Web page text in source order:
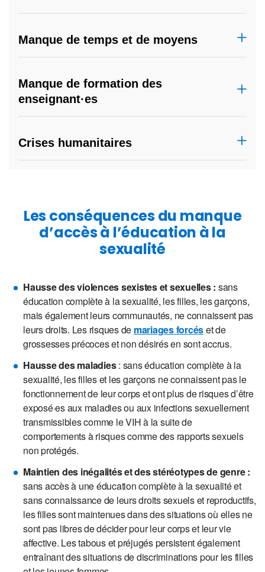
Manque de temps et de moyens
Manque de formation des
enseignant·es
Crises humanitaires
Les conséquences du manque
d’accès à l’éducation à la
sexualité
Hausse des violences sexistes et sexuelles : sans
éducation complète à la sexualité, les filles, les garçons,
mais également leurs communautés, ne connaissent pas
leurs droits. Les risques de mariages forcéset de
grossesses précoces et non désirés en sont accrus.
Hausse des maladies: sans éducation complète à la
sexualité, les filles et les garçons ne connaissent pas le
fonctionnement de leur corps et ont plus de risques d’être
exposé·es aux maladies ou aux infections sexuellement
transmissibles comme le VIH à la suite de
comportements à risques comme des rapports sexuels
non protégés.
Maintien des inégalités et des stéréotypes de genre :
sans accès à une éducation complète à la sexualité et
sans connaissance de leurs droits sexuels et reproductifs,
les filles sont maintenues dans des situations où elles ne
sont pas libres de décider pour leur corps et leur vie
affective. Les tabous et préjugés persistent également
entraînant des situations de discriminations pour les filles